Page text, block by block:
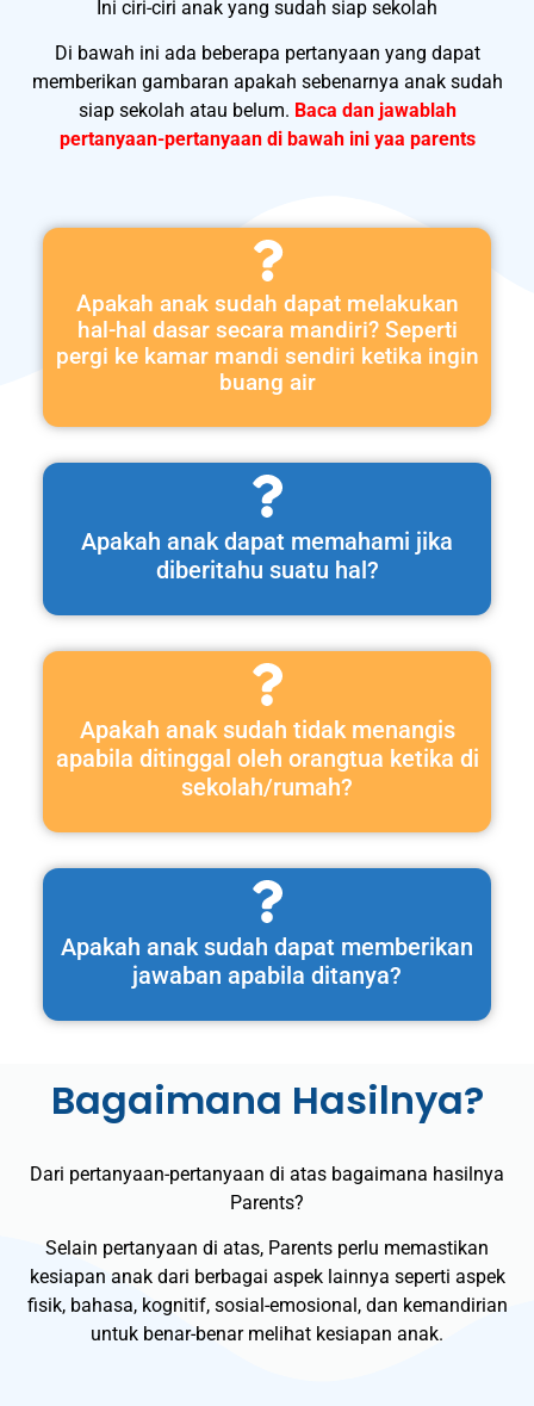
Ini ciri-ciri anak yang sudah siap sekolah
Di bawah ini ada beberapa pertanyaan yang dapat
memberikan gambaran apakah sebenarnya anak sudah
siap sekolah atau belum. Baca dan jawablah
pertanyaan-pertanyaan di bawah ini yaa parents
Apakah anak sudah dapat melakukan
hal-hal dasar secara mandiri? Seperti
pergi ke kamar mandi sendiri ketika ingin
buang air
Apakah anak dapat memahami jika
diberitahu suatu hal?
Apakah anak sudah tidak menangis
apabila ditinggal oleh orangtua ketika di
sekolah/rumah?
Apakah anak sudah dapat memberikan
jawaban apabila ditanya?
Bagaimana Hasilnya?
Dari pertanyaan-pertanyaan di atas bagaimana hasilnya
Parents?
Selain pertanyaan di atas, Parents perlu memastikan
kesiapan anak dari berbagai aspek lainnya seperti aspek
fisik, bahasa, kognitif, sosial-emosional, dan kemandirian
untuk benar-benar melihat kesiapan anak.